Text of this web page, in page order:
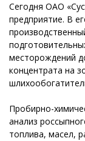
Сегодня ОАО
предприятие. В
месторождений
концентрата на
Пробирно-
анализ
топлива, масел,